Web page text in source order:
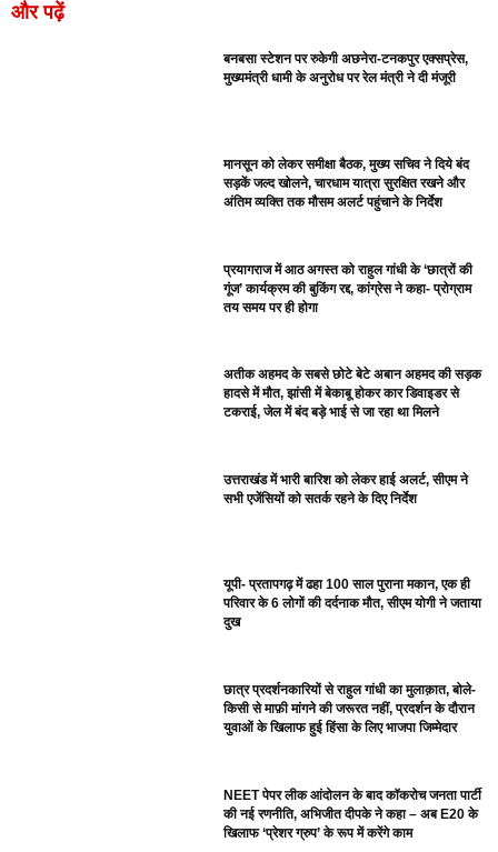
और पढ़ें
बनबसा स्टेशन पर रुकेगी अछनेरा-टनकपुर एक्सप्रेस,
मुख्यमंत्री धामी के अनुरोध पर रेल मंत्री ने दी मंजूरी
मानसून को लेकर समीक्षा बैठक, मुख्य सचिव ने दिये बंद
सड़कें जल्द खोलने, चारधाम यात्रा सुरक्षित रखने और
अंतिम व्यक्ति तक मौसम अलर्ट पहुंचाने के निर्देश
प्रयागराज में आठ अगस्त को राहुल गांधी के ‘छात्रों की
गूंज’ कार्यक्रम की बुकिंग रद्द, कांग्रेस ने कहा- प्रोग्राम
तय समय पर ही होगा
अतीक अहमद के सबसे छोटे बेटे अबान अहमद की सड़क
हादसे में मौत, झांसी में बेकाबू होकर कार डिवाइडर से
टकराई, जेल में बंद बड़े भाई से जा रहा था मिलने
उत्तराखंड में भारी बारिश को लेकर हाई अलर्ट, सीएम ने
सभी एजेंसियों को सतर्क रहने के दिए निर्देश
यूपी- प्रतापगढ़ में ढहा 100 साल पुराना मकान, एक ही
परिवार के 6 लोगों की दर्दनाक मौत, सीएम योगी ने जताया
दुख
छात्र प्रदर्शनकारियों से राहुल गांधी का मुलाक़ात, बोले-
किसी से माफ़ी मांगने की जरूरत नहीं, प्रदर्शन के दौरान
युवाओं के खिलाफ हुई हिंसा के लिए भाजपा जिम्मेदार
NEET पेपर लीक आंदोलन के बाद कॉकरोच जनता पार्टी
की नई रणनीति, अभिजीत दीपके ने कहा – अब E20 के
खिलाफ ‘प्रेशर ग्रुप’ के रूप में करेंगे काम